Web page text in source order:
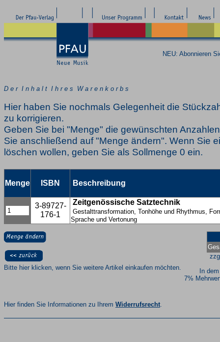
NEU: Abonnieren
D e r I n h a l t I h r e s W a r e n k o r b s
Hier haben Sie nochmals Gelegenheit die
zu korrigieren.
Geben Sie bei "Menge" die gewünschten
Sie anschließend auf "Menge ändern". Wenn Sie
löschen wollen, geben Sie als Sollmenge 0 ein.
Menge ISBN Beschreibung
3-89727-
176-1
Zeitgenössische Satztechnik
Gestalttransformation, Tonhöhe und Rhythmus,
Sprache und Vertonung
In
7%
Bitte hier klicken, wenn Sie weitere Artikel einkaufen möchten.
Hier finden Sie Informationen zu Ihrem Widerrufsrecht.